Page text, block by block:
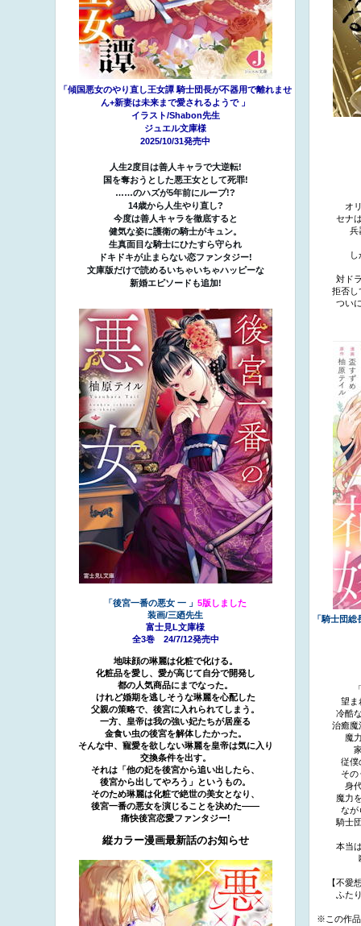
「傾国悪女のやり直し王女譚 騎士団長が不器用で離れませ
ん+新妻は未来まで愛されるようで 」
イラスト/Shabon先生
ジュエル文庫様
2025/10/31発売中
人生2度目は善人キャラで大逆転!
国を奪おうとした悪王女として死罪!
……のハズが5年前にループ!?
14歳から人生やり直し?
今度は善人キャラを徹底すると
健気な姿に護衛の騎士がキュン。
生真面目な騎士にひたすら守られ
ドキドキが止まらない恋ファンタジー!
文庫版だけで読めるいちゃいちゃハッピーな
新婚エピソードも追加!
「後宮一番の悪女 一 」 5版しました
装画/三廼先生
富士見L文庫様
全3巻 24/7/12発売中
地味顔の琳麗は化粧で化ける。
化粧品を愛し、愛が高じて自分で開発し
都の人気商品にまでなった。
けれど婚期を逃しそうな琳麗を心配した
父親の策略で、後宮に入れられてしまう。
一方、皇帝は我の強い妃たちが居座る
金食い虫の後宮を解体したかった。
そんな中、寵愛を欲しない琳麗を皇帝は気に入り
交換条件を出す。
それは「他の妃を後宮から追い出したら、
後宮から出してやろう」というもの。
そのため琳麗は化粧で絶世の美女となり、
後宮一番の悪女を演じることを決めた――
痛快後宮恋愛ファンタジー!
縦カラー漫画最新話のお知らせ
オ
セナ
兵
対ド
拒否し
つい
「騎士団
望ま
冷酷
治癒魔
魔
従僕
その
身
魔力
なが
騎士
本当
【不愛
ふた
※この作品